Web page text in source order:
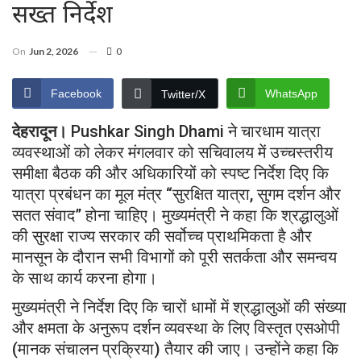
सख्त निर्देश
On Jun 2, 2026 0
Facebook Twitter/X WhatsApp
देहरादून। Pushkar Singh Dhami ने चारधाम यात्रा
व्यवस्थाओं को लेकर मंगलवार को सचिवालय में उच्चस्तरीय
समीक्षा बैठक की और अधिकारियों को स्पष्ट निर्देश दिए कि
यात्रा प्रबंधन का मूल मंत्र “सुरक्षित यात्रा, सुगम दर्शन और
सतत संवाद” होना चाहिए। मुख्यमंत्री ने कहा कि श्रद्धालुओं
की सुरक्षा राज्य सरकार की सर्वोच्च प्राथमिकता है और
मानसून के दौरान सभी विभागों को पूरी सतर्कता और समन्वय
के साथ कार्य करना होगा।
मुख्यमंत्री ने निर्देश दिए कि चारों धामों में श्रद्धालुओं की संख्या
और क्षमता के अनुरूप दर्शन व्यवस्था के लिए विस्तृत एसओपी
(मानक संचालन प्रक्रिया) तैयार की जाए। उन्होंने कहा कि